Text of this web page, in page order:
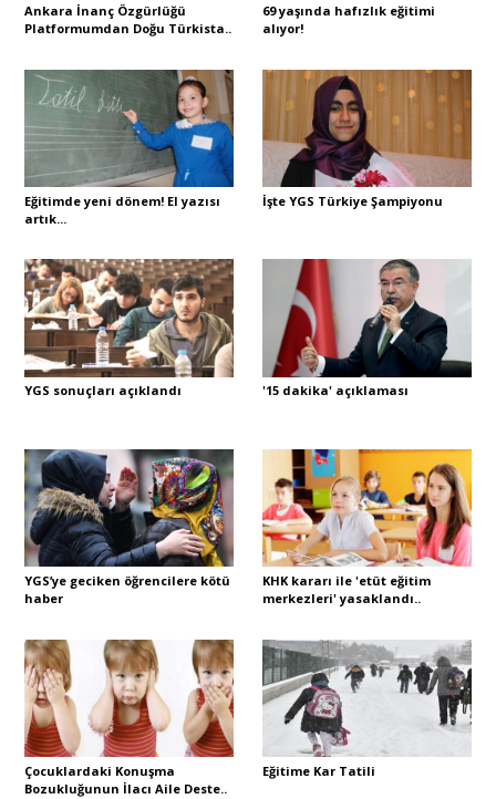
Söyleşi
Yazı Dizisi
Portre
Eğitim
Ankara Analiz
Sağlık
Ankara İnanç Özgürlüğü
Platformumdan Doğu Türkista..
69 yaşında hafızlık eğitimi
alıyor!
Eğitimde yeni dönem! El yazısı
artık...
İşte YGS Türkiye Şampiyonu
YGS sonuçları açıklandı '15 dakika' açıklaması
YGS’ye geciken öğrencilere kötü
haber
KHK kararı ile 'etüt eğitim
merkezleri' yasaklandı..
Çocuklardaki Konuşma
Bozukluğunun İlacı Aile Deste..
Eğitime Kar Tatili